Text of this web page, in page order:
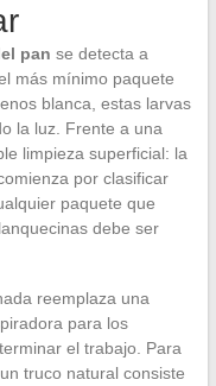
pan se detecta a
más mínimo paquete
blanca, estas larvas
la luz. Frente a una
limpieza superficial: la
por clasificar
paquete que
debe ser
reemplaza una
para los
el trabajo. Para
truco natural consiste